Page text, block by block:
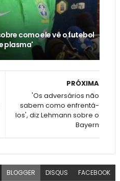
como ele vê o futebol
plasma'
PRÓXIMA
'Os adversários não
sabem como enfrentá-
los', diz Lehmann sobre o
Bayern
BLOGGER DISQUS FACEBOOK